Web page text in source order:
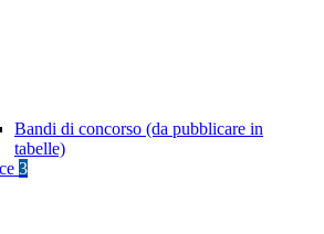
Bandi di concorso (da pubblicare in
tabelle)
3